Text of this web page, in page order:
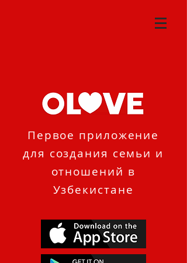
Первое приложение
для создания семьи и
отношений в
Узбекистане